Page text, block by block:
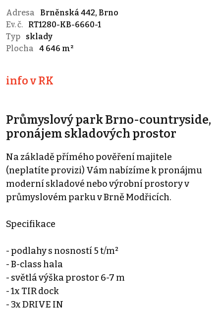
Adresa
Brněnská 442, Brno
Ev. č.
RT1280-KB-6660-1
Typ
sklady
Plocha
4 646 m²
info v RK
Průmyslový park Brno-countryside,
pronájem skladových prostor
Na základě přímého pověření majitele
(neplatíte provizi) Vám nabízíme k pronájmu
moderní skladové nebo výrobní prostory v
průmyslovém parku v Brně Modřicích.
Specifikace
- podlahy s nosností 5 t/m²
- B-class hala
- světlá výška prostor 6-7 m
- 1x TIR dock
- 3x DRIVE IN